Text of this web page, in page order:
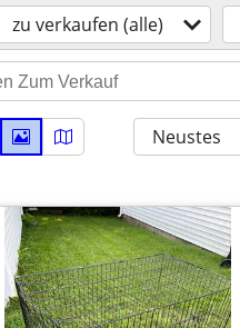
zu verkaufen (alle)
Neustes